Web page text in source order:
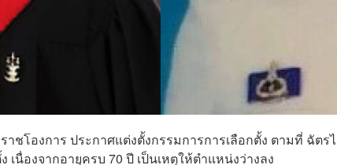
ชโองการ ประกาศแต่งตั้งกรรมการการเลือกตั้ง ตามที่ ฉัตร
นื่องจากอายุครบ 70 ปี เป็นเหตุให้ตำแหน่งว่างลง